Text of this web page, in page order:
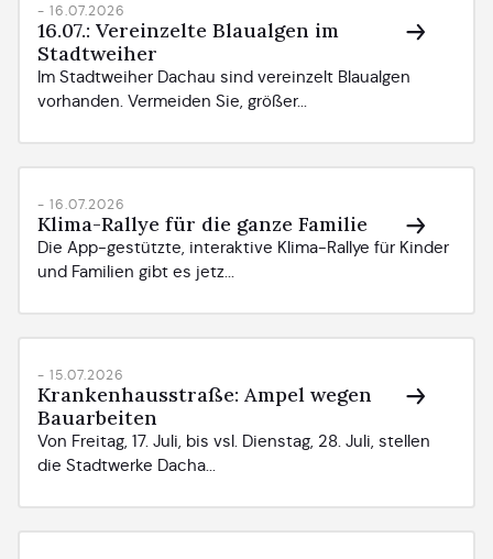
- 16.07.2026
16.07.: Vereinzelte Blaualgen im
Stadtweiher
Im Stadtweiher Dachau sind vereinzelt Blaualgen
vorhanden. Vermeiden Sie, größer...
- 16.07.2026
Klima-Rallye für die ganze Familie
Die App-gestützte, interaktive Klima-Rallye für Kinder
und Familien gibt es jetz...
- 15.07.2026
Krankenhausstraße: Ampel wegen
Bauarbeiten
Von Freitag, 17. Juli, bis vsl. Dienstag, 28. Juli, stellen
die Stadtwerke Dacha...